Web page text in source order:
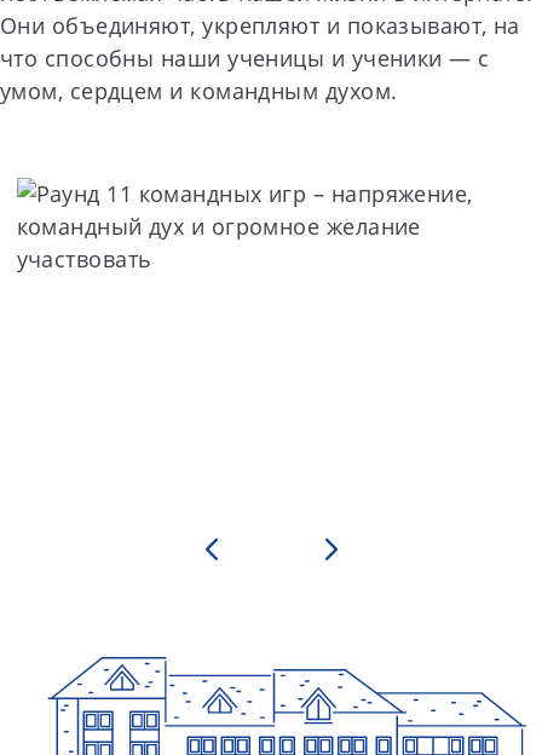
Они объединяют, укрепляют и показывают, на
что способны наши ученицы и ученики — с
умом, сердцем и командным духом.